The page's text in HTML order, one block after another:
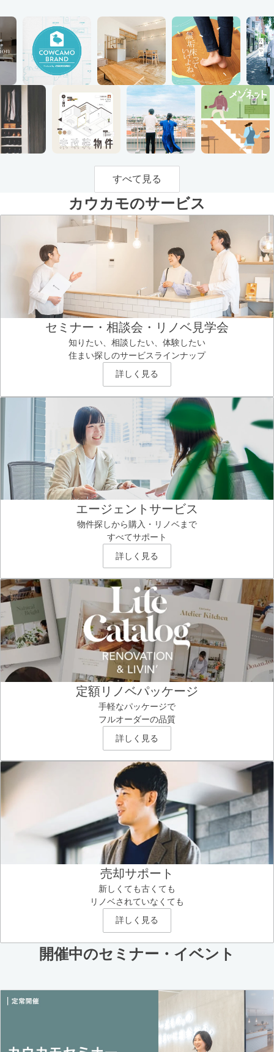
すべて見る
カウカモのサービス
セミナー・相談会・リノベ見学会
知りたい、相談したい、体験したい
住まい探しのサービスラインナップ
詳しく見る
エージェントサービス
物件探しから購入・リノベまで
すべてサポート
詳しく見る
定額リノベパッケージ
手軽なパッケージで
フルオーダーの品質
詳しく見る
売却サポート
新しくても古くても
リノベされていなくても
詳しく見る
開催中のセミナー・イベント